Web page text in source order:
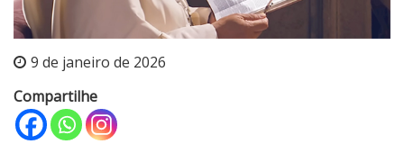
9 de janeiro de 2026
Compartilhe